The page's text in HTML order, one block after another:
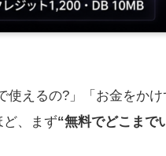
使えるの?」「お金をか
、まず“無料でどこまで